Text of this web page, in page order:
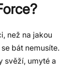
než na jakou
bát nemusíte.
svěží, umyté a